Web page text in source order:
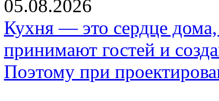
05.08.2026
Кухня — это сердце дома,
принимают гостей и
Поэтому при